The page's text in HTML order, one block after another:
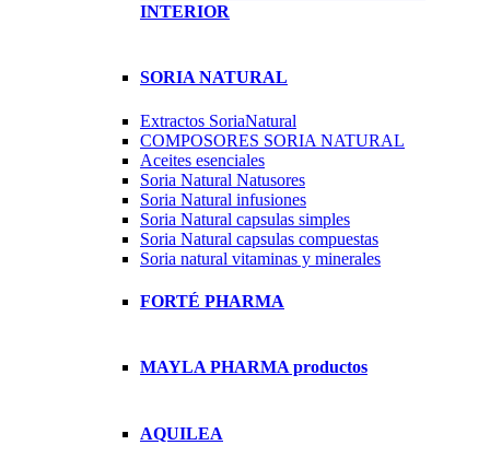
INTERIOR
SORIA NATURAL
Extractos SoriaNatural
COMPOSORES SORIA NATURAL
Aceites esenciales
Soria Natural Natusores
Soria Natural infusiones
Soria Natural capsulas simples
Soria Natural capsulas compuestas
Soria natural vitaminas y minerales
FORTÉ PHARMA
MAYLA PHARMA productos
AQUILEA